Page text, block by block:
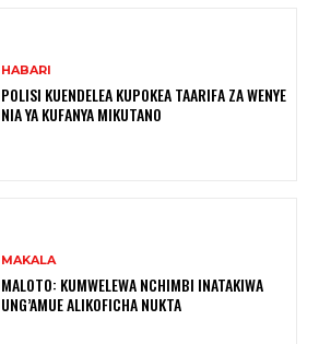
HABARI
POLISI KUENDELEA KUPOKEA TAARIFA ZA WENYE
NIA YA KUFANYA MIKUTANO
MAKALA
MALOTO: KUMWELEWA NCHIMBI INATAKIWA
UNG’AMUE ALIKOFICHA NUKTA